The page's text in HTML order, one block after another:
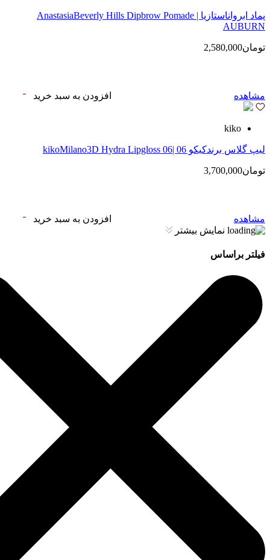
پماد ابرواناستازیا | AnastasiaBeverly Hills Dipbrow Pomade
AUBURN
تومان2,580,000
مشاهده افزودن به سبد خرید
kiko
لیپ گلاس‌ برندکیکو 06 |kikoMilano3D Hydra Lipgloss 06
تومان3,700,000
مشاهده
افزودن به سبد خرید
نمایش بیشتر
فیلتر براساس